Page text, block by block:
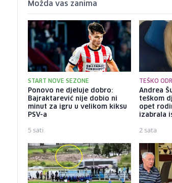
Možda vas zanima
START NOVE SEZONE
Ponovo ne djeluje dobro:
Bajraktarević nije dobio ni
minut za igru u velikom kiksu
PSV-a
5 sati
TEŠKO
Andrea
teškom
opet
izabrala
2 sata